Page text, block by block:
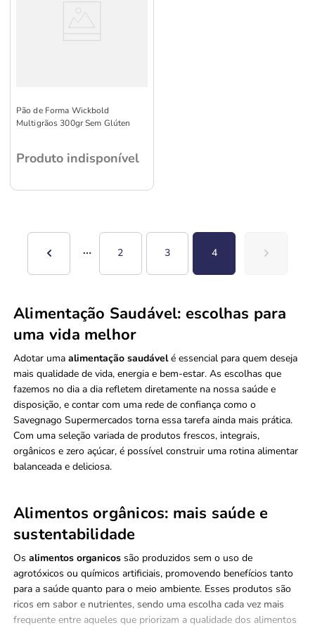
Pão de Forma Wickbold
Multigrãos 300gr Sem Glúten
Produto indisponível
2 3 4
Alimentação Saudável: escolhas para
uma vida melhor
Adotar uma alimentação saudávelé essencial para quem deseja
mais qualidade de vida, energia e bem-estar. As escolhas que
fazemos no dia a dia refletem diretamente na nossa saúde e
disposição, e contar com uma rede de confiança como o
Savegnago Supermercados torna essa tarefa ainda mais prática.
Com uma seleção variada de produtos frescos, integrais,
orgânicos e zero açúcar, é possível construir uma rotina alimentar
balanceada e deliciosa.
Alimentos orgânicos: mais saúde e
sustentabilidade
Os alimentos organicos são produzidos sem o uso de
agrotóxicos ou químicos artificiais, promovendo benefícios tanto
para a saúde quanto para o meio ambiente. Esses produtos são
ricos em sabor e nutrientes, sendo uma escolha cada vez mais
frequente entre aqueles que priorizam a qualidade dos alimentos